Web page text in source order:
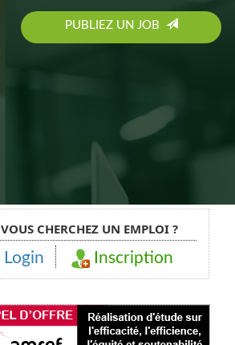
PUBLIEZ UN JOB
VOUS CHERCHEZ UN EMPLOI ?
Login Inscription